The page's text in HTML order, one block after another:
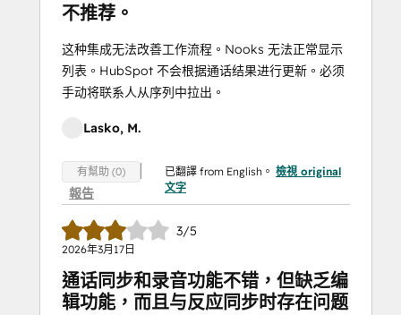
不推荐。
这种集成无法改善工作流程。Nooks 无法正常显示
列表。HubSpot 不会根据通话结果进行更新。必须
手动将联系人从序列中拉出。
Lasko, M.
有幫助 (0)
報告
已翻譯 from English。 檢視 original
文字
3/5
2026年3月17日
通话同步和录音功能不错，但缺乏编
辑功能，而且与反应同步时存在问题